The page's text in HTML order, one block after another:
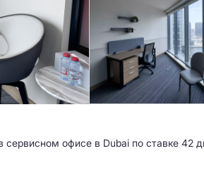
офисе в Dubai по ставке 42